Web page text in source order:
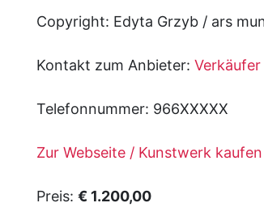
Copyright: Edyta Grzyb / ars
Kontakt zum Anbieter:
Telefonnummer: 966XXXXX
Zur Webseite / Kunstwerk kaufen
Preis: € 1.200,00